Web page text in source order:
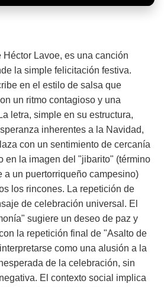
reproducción
Lavoe, es una canción
la simple felicitación festiva.
en el estilo de salsa que
un ritmo contagioso y una
letra, simple en su estructura,
inherentes a la Navidad,
con un sentimiento de cercanía
en la imagen del "jibarito" (término
a un puertorriqueño campesino)
los rincones. La repetición de
de celebración universal. El
sugiere un deseo de paz y
la repetición final de "Asalto de
como una alusión a la
de la celebración, sin
El contexto social implica